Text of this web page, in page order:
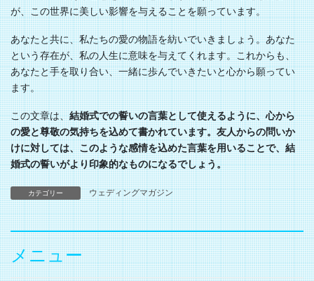
が、この世界に美しい影響を与えることを願っています。
あなたと共に、私たちの愛の物語を紡いでいきましょう。あなた
という存在が、私の人生に意味を与えてくれます。これからも、
あなたと手を取り合い、一緒に歩んでいきたいと心から願ってい
ます。
この文章は、結婚式での誓いの言葉として使えるように、心から
の愛と尊敬の気持ちを込めて書かれています。友人からの問いか
けに対しては、このような感情を込めた言葉を用いることで、結
婚式の誓いがより印象的なものになるでしょう。
カテゴリー ウェディングマガジン
メニュー